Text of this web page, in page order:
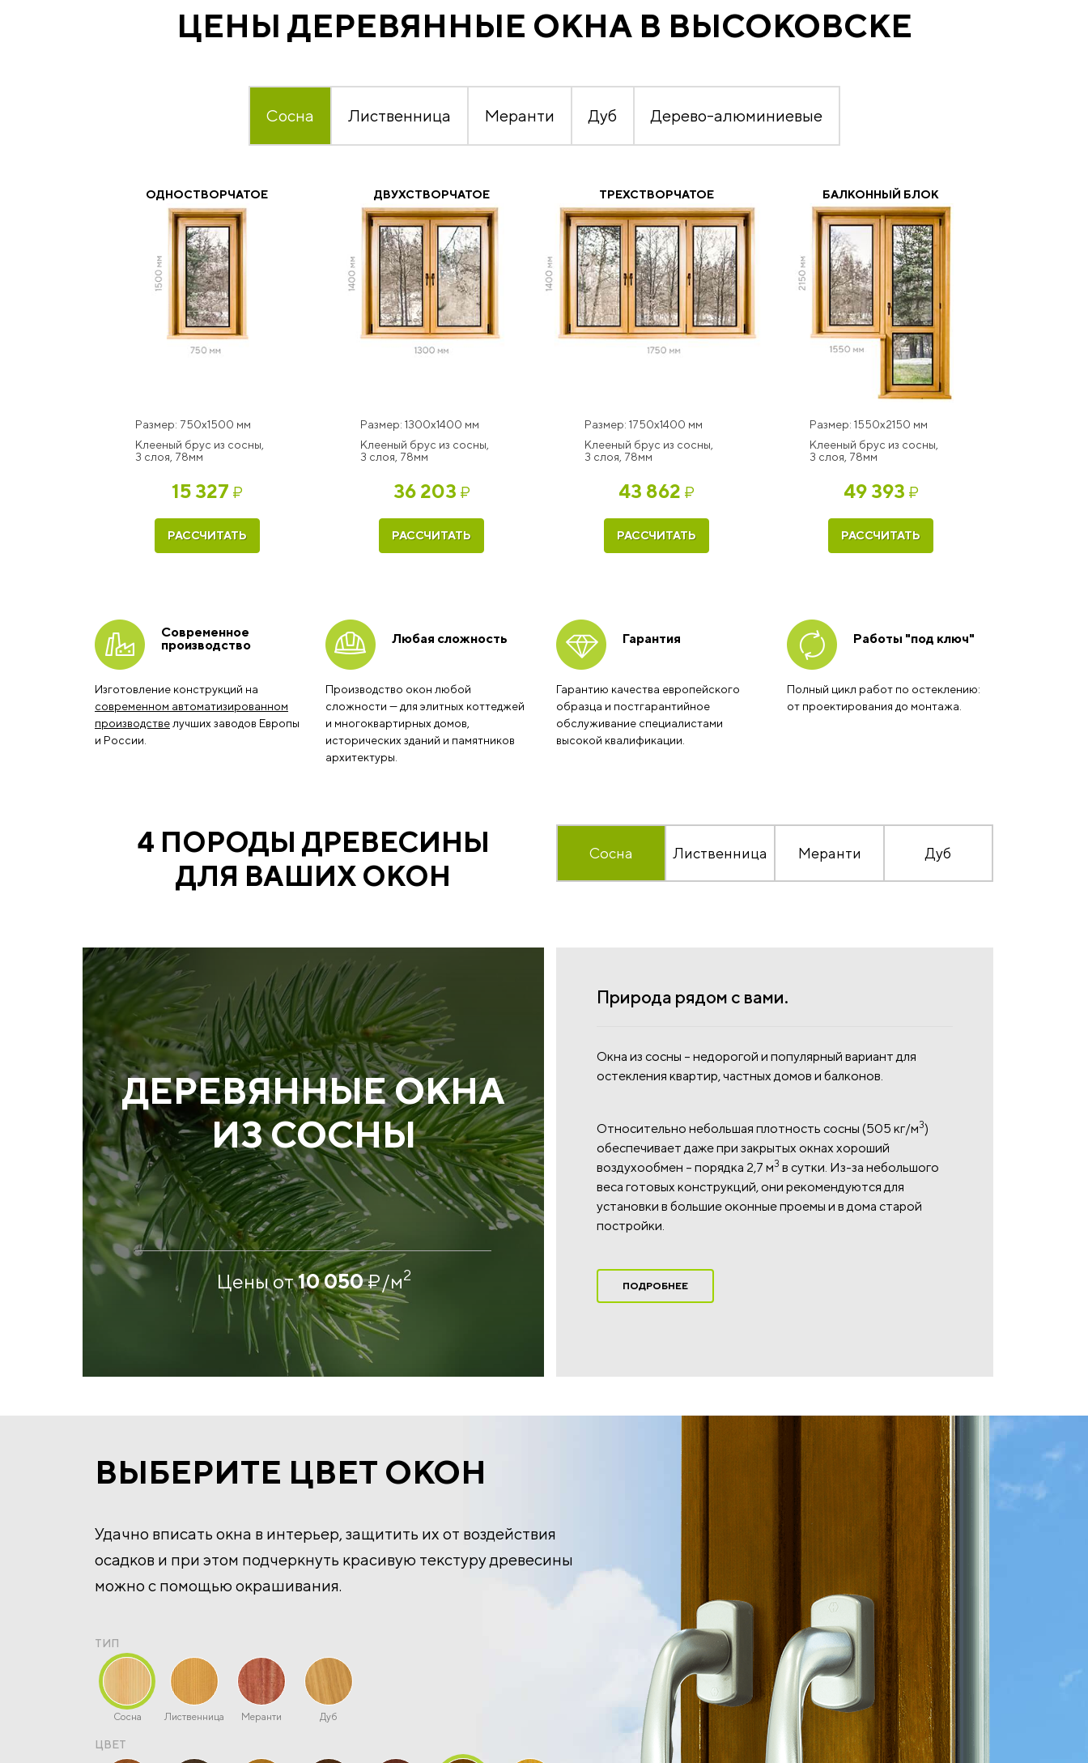
ЦЕНЫ ДЕРЕВЯННЫЕ ОКНА В ВЫСОКОВСКЕ
Сосна Лиственница Меранти Дуб Дерево-алюминиевые
ОДНОСТВОРЧАТОЕ
Размер: 750x1500 мм
Клееный брус из сосны,
3 слоя, 78мм
15 327 ₽
РАССЧИТАТЬ
ДВУХСТВОРЧАТОЕ
Размер: 1300x1400 мм
Клееный брус из сосны,
3 слоя, 78мм
36 203 ₽
РАССЧИТАТЬ
ТРЕХСТВОРЧАТОЕ
Размер: 1750x1400 мм
Клееный брус из сосны,
3 слоя, 78мм
43 862 ₽
РАССЧИТАТЬ
БАЛКОННЫЙ БЛОК
Размер: 1550x2150 мм
Клееный брус из сосны,
3 слоя, 78мм
49 393 ₽
РАССЧИТАТЬ
Современное
производство
Изготовление конструкций на
современном автоматизированном
производстве лучших заводов Европы
и России.
Любая сложность
Производство окон любой
сложности — для элитных коттеджей
и многоквартирных домов,
исторических зданий и памятников
архитектуры.
Гарантия
Гарантию качества европейского
образца и постгарантийное
обслуживание специалистами
высокой квалификации.
Работы "под ключ"
Полный цикл работ по остеклению:
от проектирования до монтажа.
4 ПОРОДЫ ДРЕВЕСИНЫ
ДЛЯ ВАШИХ ОКОН
Сосна Лиственница Меранти Дуб
ДЕРЕВЯННЫЕ ОКНА
ИЗ СОСНЫ
Цены от10 050₽/м2
Природа рядом с вами.
Окна из сосны – недорогой и популярный вариант для
остекления квартир, частных домов и балконов.
Относительно небольшая плотность сосны (505 кг/м3)
обеспечивает даже при закрытых окнах хороший
воздухообмен – порядка 2,7 м3 в сутки. Из-за небольшого
веса готовых конструкций, они рекомендуются для
установки в большие оконные проемы и в дома старой
постройки.
ПОДРОБНЕЕ
ВЫБЕРИТЕ ЦВЕТ ОКОН
Удачно вписать окна в интерьер, защитить их от воздействия
осадков и при этом подчеркнуть красивую текстуру древесины
можно с помощью окрашивания.
ТИП
Сосна Лиственница Меранти Дуб
ЦВЕТ